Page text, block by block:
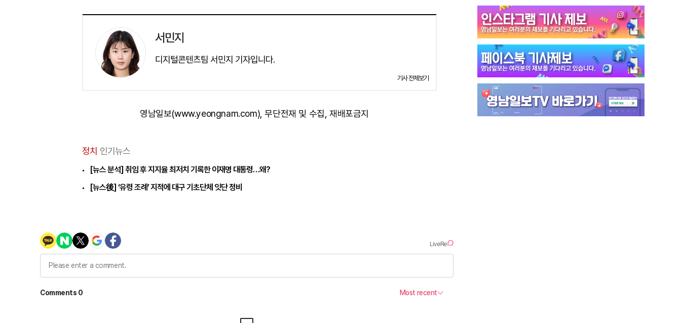
서민지
디지털콘텐츠팀 서민지 기자입니다.
기사 전체보기
영남일보(www.yeongnam.com), 무단전재 및 수집, 재배포금지
정치 인기뉴스
[뉴스 분석] 취임 후 지지율 최저치 기록한 이재명 대통령…왜?
[뉴스後] ‘유령 조례’ 지적에 대구 기초단체 잇단 정비